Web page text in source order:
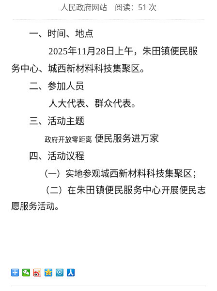
人民政府网站 阅读： 51 次
一、时间、地点
2025年11月28日上午， 朱田镇便民服
务中心、城西新材料科技集聚区。
二、参加人员
人大代表、群众代表。
三、活动主题
政府开放零距离 便民服务进万家
四、活动议程
（一）实地参观城西新材料科技集聚区 ；
（二）在朱田镇便民服务中心开展便民志
愿服务活动。